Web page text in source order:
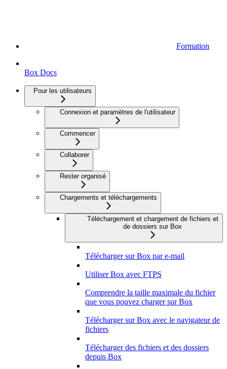
Formation
Box Docs
Pour les utilisateurs
Connexion et paramètres de l'utilisateur
Commencer
Collaborer
Rester organisé
Chargements et téléchargements
Téléchargement et chargement de fichiers et
de dossiers sur Box
Télécharger sur Box par e-mail
Utiliser Box avec FTPS
Comprendre la taille maximale du fichier
que vous pouvez charger sur Box
Télécharger sur Box avec le navigateur de
fichiers
Télécharger des fichiers et des dossiers
depuis Box